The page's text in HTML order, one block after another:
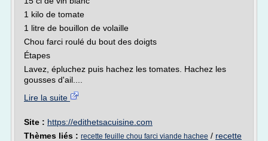
1 kilo de tomate
1 litre de bouillon de volaille
Chou farci roulé du bout des doigts
Étapes
Lavez, épluchez puis hachez les tomates. Hachez les
gousses d'ail....
Lire la suite
Site : https://edithetsacuisine.com
Thèmes liés : recette feuille chou farci viande hachee / recette